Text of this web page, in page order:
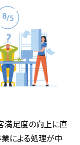
満足度の向上に直
業による処理が中